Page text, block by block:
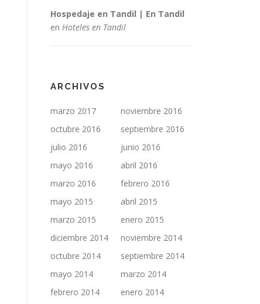
Hospedaje en Tandil | En Tandil
en Hoteles en Tandil
ARCHIVOS
marzo 2017
noviembre 2016
octubre 2016
septiembre 2016
julio 2016
junio 2016
mayo 2016
abril 2016
marzo 2016
febrero 2016
mayo 2015
abril 2015
marzo 2015
enero 2015
diciembre 2014
noviembre 2014
octubre 2014
septiembre 2014
mayo 2014
marzo 2014
febrero 2014
enero 2014